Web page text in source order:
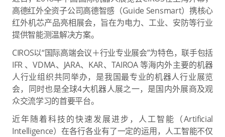
高德红外全资子公司高德智感（Guide Sensmart）携核心
红外机芯产品亮相展会，旨在为电力、工业、安防等行业
提供智能测温解决方案。
CIROS以“国际高端会议＋行业专业展会”为特色，联手包括
IFR 、VDMA、JARA、KAR、TAIROA 等海内外主要的机器
人行业组织共同举办，是我国最专业的机器人行业展览
会，同时也是全球4大机器人展之一，是国内外展商及观
众交流学习的首要平台。
近年随着科技的快速发展进步，人工智能（Artificial
Intelligence）在各行各业有了一定的运用，人工智能不仅